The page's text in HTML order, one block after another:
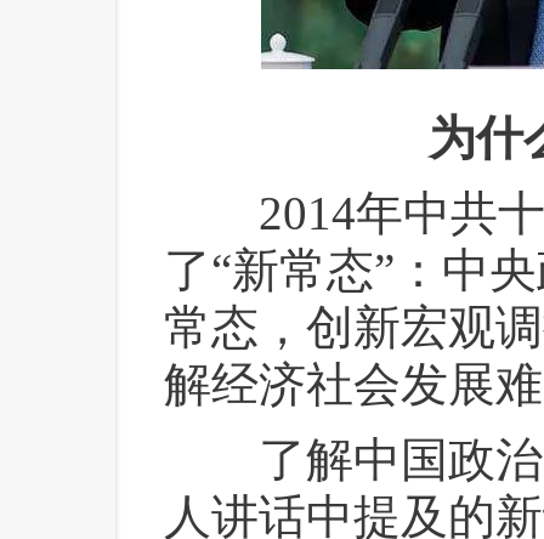
为什
2014年中共十
了“新常态”：中
常态，创新宏观
解经济社会发展
了解中国政治
人讲话中提及的